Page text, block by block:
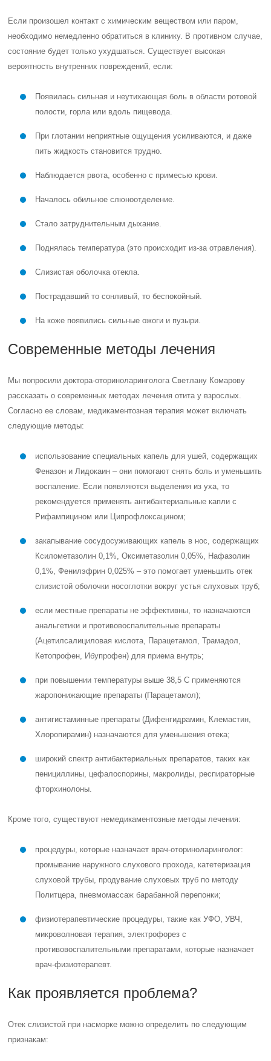
Если произошел контакт с химическим веществом или паром,
необходимо немедленно обратиться в клинику. В противном случае,
состояние будет только ухудшаться. Существует высокая
вероятность внутренних повреждений, если:
Появилась сильная и неутихающая боль в области ротовой
полости, горла или вдоль пищевода.
При глотании неприятные ощущения усиливаются, и даже
пить жидкость становится трудно.
Наблюдается рвота, особенно с примесью крови.
Началось обильное слюноотделение.
Стало затруднительным дыхание.
Поднялась температура (это происходит из-за отравления).
Слизистая оболочка отекла.
Пострадавший то сонливый, то беспокойный.
На коже появились сильные ожоги и пузыри.
Современные методы лечения
Мы попросили доктора-оториноларинголога Светлану Комарову
рассказать о современных методах лечения отита у взрослых.
Согласно ее словам, медикаментозная терапия может включать
следующие методы:
использование специальных капель для ушей, содержащих
Феназон и Лидокаин – они помогают снять боль и уменьшить
воспаление. Если появляются выделения из уха, то
рекомендуется применять антибактериальные капли с
Рифампицином или Ципрофлоксацином;
закапывание сосудосуживающих капель в нос, содержащих
Ксилометазолин 0,1%, Оксиметазолин 0,05%, Нафазолин
0,1%, Фенилэфрин 0,025% – это помогает уменьшить отек
слизистой оболочки носоглотки вокруг устья слуховых труб;
если местные препараты не эффективны, то назначаются
анальгетики и противовоспалительные препараты
(Ацетилсалициловая кислота, Парацетамол, Трамадол,
Кетопрофен, Ибупрофен) для приема внутрь;
при повышении температуры выше 38,5 С применяются
жаропонижающие препараты (Парацетамол);
антигистаминные препараты (Дифенгидрамин, Клемастин,
Хлоропирамин) назначаются для уменьшения отека;
широкий спектр антибактериальных препаратов, таких как
пенициллины, цефалоспорины, макролиды, респираторные
фторхинолоны.
Кроме того, существуют немедикаментозные методы лечения:
процедуры, которые назначает врач-оториноларинголог:
промывание наружного слухового прохода, катетеризация
слуховой трубы, продувание слуховых труб по методу
Политцера, пневмомассаж барабанной перепонки;
физиотерапевтические процедуры, такие как УФО, УВЧ,
микроволновая терапия, электрофорез с
противовоспалительными препаратами, которые назначает
врач-физиотерапевт.
Как проявляется проблема?
Отек слизистой при насморке можно определить по следующим
признакам: